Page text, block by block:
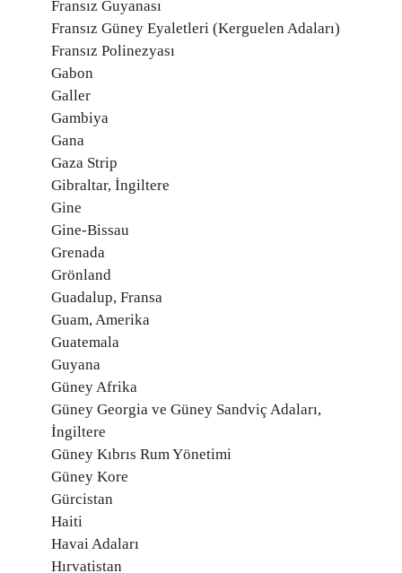
Fransız Guyanası
Fransız Güney Eyaletleri (Kerguelen Adaları)
Fransız Polinezyası
Gabon
Galler
Gambiya
Gana
Gaza Strip
Gibraltar, İngiltere
Gine
Gine-Bissau
Grenada
Grönland
Guadalup, Fransa
Guam, Amerika
Guatemala
Guyana
Güney Afrika
Güney Georgia ve Güney Sandviç Adaları,
İngiltere
Güney Kıbrıs Rum Yönetimi
Güney Kore
Gürcistan
Haiti
Havai Adaları
Hırvatistan